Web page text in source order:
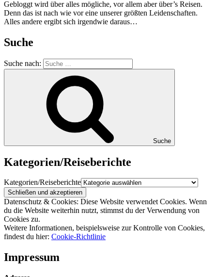
Gebloggt wird über alles mögliche, vor allem aber über’s Reisen.
Denn das ist nach wie vor eine unserer größten Leidenschaften.
Alles andere ergibt sich irgendwie daraus…
Suche
Suche nach:
Suche
Kategorien/Reiseberichte
Kategorien/Reiseberichte
Datenschutz & Cookies: Diese Website verwendet Cookies. Wenn
du die Website weiterhin nutzt, stimmst du der Verwendung von
Cookies zu.
Weitere Informationen, beispielsweise zur Kontrolle von Cookies,
findest du hier: Cookie-Richtlinie
Impressum